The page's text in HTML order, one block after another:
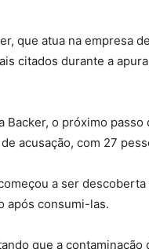
que atua na empresa
citados durante a
o próximo
acusação, com 27
a ser
após consumi-las.
que a